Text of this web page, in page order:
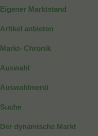
Eigener Marktstand
Artikel anbieten
Markt- Chronik
Auswahl
Auswahlmenü
Suche
Der dynamische Markt